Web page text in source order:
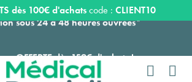
dès 100€ d'achatscode : CLIENT10
sous 24 à 48 heures ouvrées*
4 fois SANS FRAIS à partir de 100

